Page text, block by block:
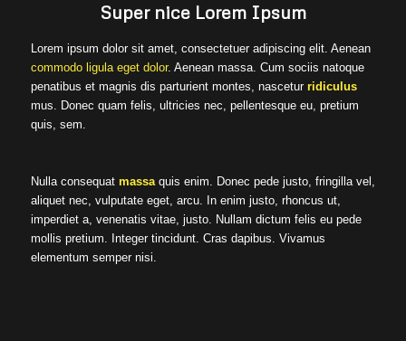
Super nice Lorem Ipsum
Lorem ipsum dolor sit amet, consectetuer adipiscing elit. Aenean
commodo ligula eget dolor. Aenean massa. Cum sociis natoque
penatibus et magnis dis parturient montes, nascetur ridiculus
mus. Donec quam felis, ultricies nec, pellentesque eu, pretium
quis, sem.
Nulla consequat massaquis enim. Donec pede justo, fringilla vel,
aliquet nec, vulputate eget, arcu. In enim justo, rhoncus ut,
imperdiet a, venenatis vitae, justo. Nullam dictum felis eu pede
mollis pretium. Integer tincidunt. Cras dapibus. Vivamus
elementum semper nisi.